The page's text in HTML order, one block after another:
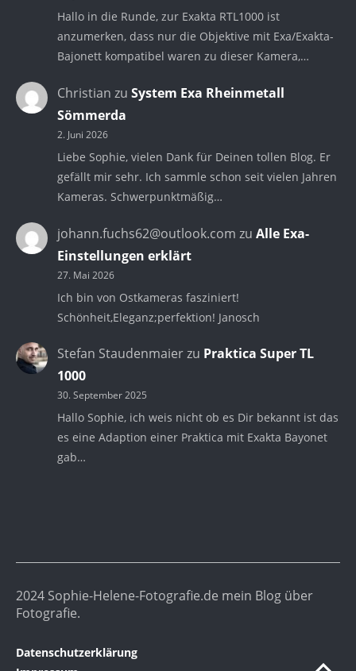
Hallo in die Runde, zur Exakta RTL1000 ist
anzumerken, dass nur die Objektive mit Exa/Exakta-
Bajonett kompatibel waren zu dieser Kamera,…
Christian zu System Exa Rheinmetall
Sömmerda
2. Juni 2026
Liebe Sophie, vielen Dank für Deinen tollen Blog. Er
gefällt mir sehr. Ich sammle schon seit vielen Jahren
Kameras. Schwerpunktmäßig…
johann.fuchs62@outlook.com zu Alle Exa-
Einstellungen erklärt
27. Mai 2026
Ich bin von Ostkameras fasziniert!
Schönheit,Eleganz;perfektion! Janosch
Stefan Staudenmaierzu Praktica Super TL
1000
30. September 2025
Hallo Sophie, ich weis nicht ob es Dir bekannt ist das
es eine Adaption einer Praktica mit Exakta Bayonet
gab…
2024 Sophie-Helene-Fotografie.de mein Blog über
Fotografie.
Datenschutzerklärung